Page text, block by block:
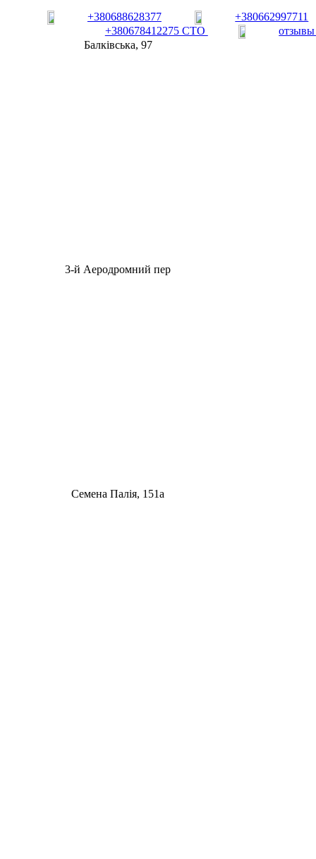
+380688628377
+380662997711
+380678412275 СТО
Балківська, 97
3-й Аеродромний пер
Семена Палія, 151а